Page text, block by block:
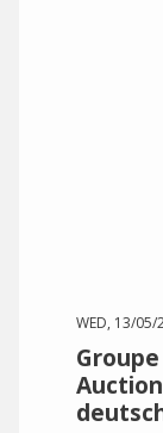
WED, 13/05/